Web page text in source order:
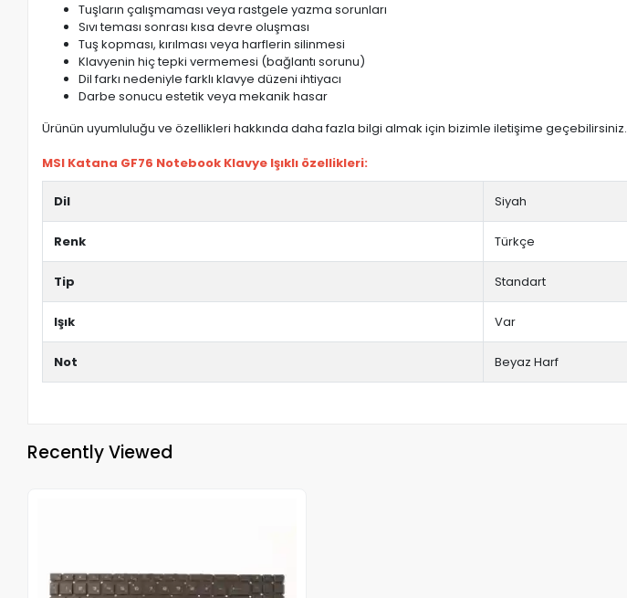
Tuşların çalışmaması veya rastgele yazma sorunları
Sıvı teması sonrası kısa devre oluşması
Tuş kopması, kırılması veya harflerin silinmesi
Klavyenin hiç tepki vermemesi (bağlantı sorunu)
Dil farkı nedeniyle farklı klavye düzeni ihtiyacı
Darbe sonucu estetik veya mekanik hasar
Ürünün uyumluluğu ve özellikleri hakkında daha fazla bilgi almak için bizimle iletişime geçebilirsiniz.
MSI Katana GF76 Notebook Klavye Işıklı özellikleri:
Dil Siyah
Renk Türkçe
Tip Standart
Işık Var
Not Beyaz Harf
Recently Viewed